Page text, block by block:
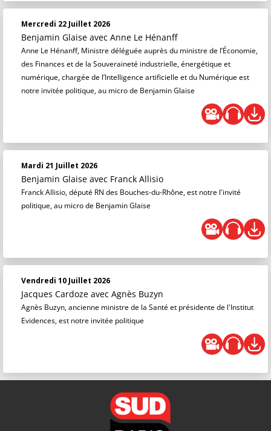
Mercredi 22 Juillet 2026
Benjamin Glaise avec Anne Le Hénanff
Anne Le Hénanff, Ministre déléguée auprès du ministre de l’Économie,
des Finances et de la Souveraineté industrielle, énergétique et
numérique, chargée de l’Intelligence artificielle et du Numérique est
notre invitée politique, au micro de Benjamin Glaise
Mardi 21 Juillet 2026
Benjamin Glaise avec Franck Allisio
Franck Allisio, député RN des Bouches-du-Rhône, est notre l'invité
politique, au micro de Benjamin Glaise
Vendredi 10 Juillet 2026
Jacques Cardoze avec Agnès Buzyn
Agnès Buzyn, ancienne ministre de la Santé et présidente de l'Institut
Evidences, est notre invitée politique